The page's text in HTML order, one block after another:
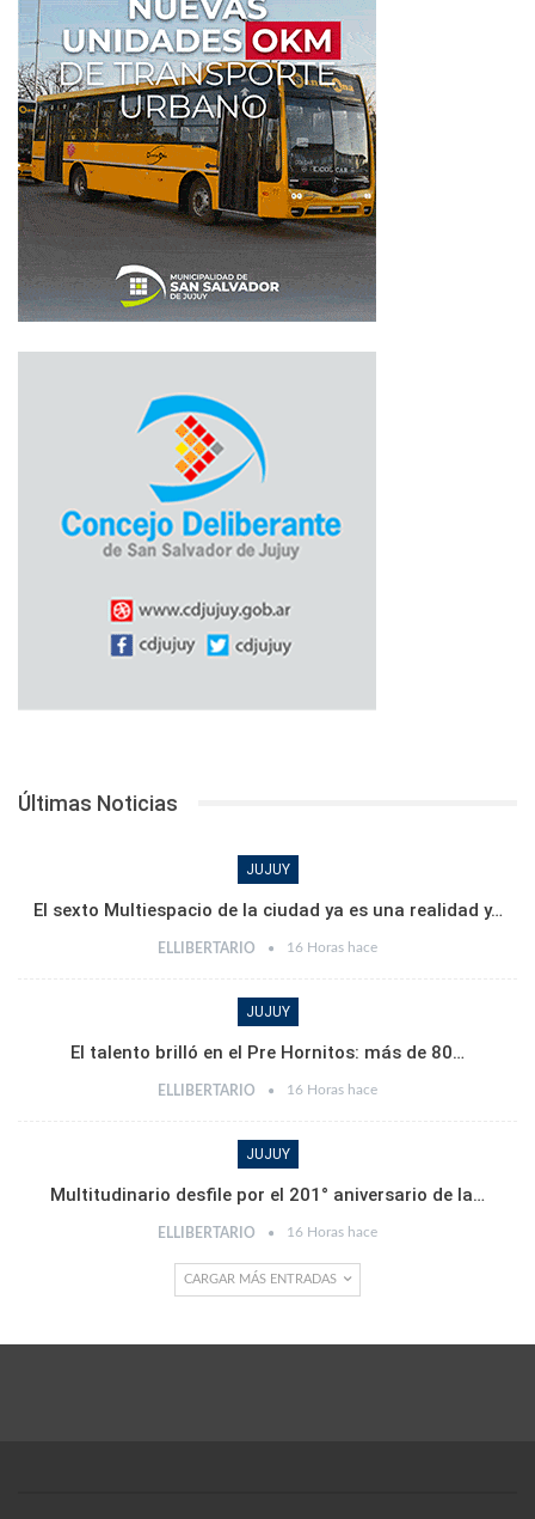
Últimas Noticias
JUJUY
El sexto Multiespacio de la ciudad ya es una realidad y…
ELLIBERTARIO 16 Horas hace
JUJUY
El talento brilló en el Pre Hornitos: más de 80…
ELLIBERTARIO 16 Horas hace
JUJUY
Multitudinario desfile por el 201° aniversario de la…
ELLIBERTARIO 16 Horas hace
CARGAR MÁS ENTRADAS